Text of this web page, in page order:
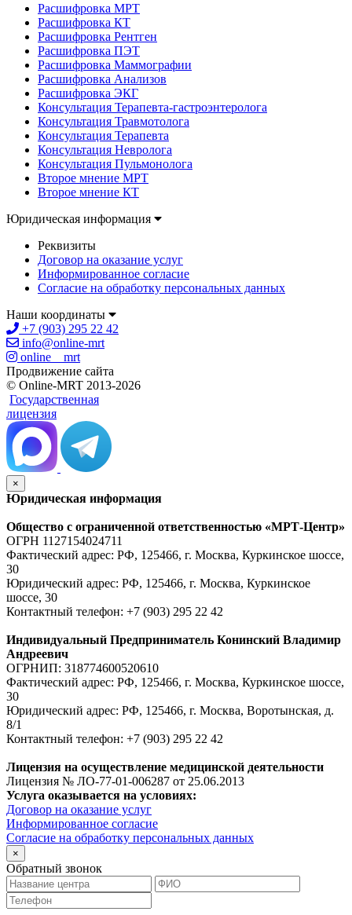
Расшифровка МРТ
Расшифровка КТ
Расшифровка Рентген
Расшифровка ПЭТ
Расшифровка Маммографии
Расшифровка Анализов
Расшифровка ЭКГ
Консультация Терапевта-гастроэнтеролога
Консультация Травмотолога
Консультация Терапевта
Консультация Невролога
Консультация Пульмонолога
Второе мнение МРТ
Второе мнение КТ
Юридическая информация
Реквизиты
Договор на оказание услуг
Информированное согласие
Согласие на обработку персональных данных
Наши координаты
+7 (903) 295 22 42
info@online-mrt
online__mrt
Продвижение сайта
© Online-MRT 2013-2026
Государственная
лицензия
×
Юридическая информация
Общество с ограниченной ответственностью «МРТ-Центр»
ОГРН 1127154024711
Фактический адрес: РФ, 125466, г. Москва, Куркинское шоссе,
30
Юридический адрес: РФ, 125466, г. Москва, Куркинское
шоссе, 30
Контактный телефон: +7 (903) 295 22 42
Индивидуальный Предприниматель Конинский Владимир
Андреевич
ОГРНИП: 318774600520610
Фактический адрес: РФ, 125466, г. Москва, Куркинское шоссе,
30
Юридический адрес: РФ, 125466, г. Москва, Воротынская, д.
8/1
Контактный телефон: +7 (903) 295 22 42
Лицензия на осуществление медицинской деятельности
Лицензия № ЛО-77-01-006287 от 25.06.2013
Услуга оказывается на условиях:
Договор на оказание услуг
Информированное согласие
Согласие на обработку персональных данных
×
Обратный звонок